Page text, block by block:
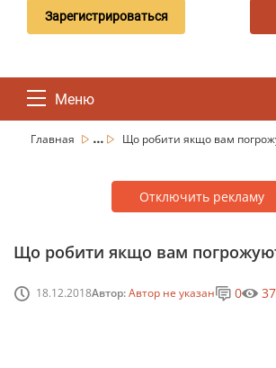
Зарегистрироваться
Меню
Главная ... Що робити якщо вам
Отключить рекламу
Що робити якщо вам
18.12.2018Автор:Автор не указан 0